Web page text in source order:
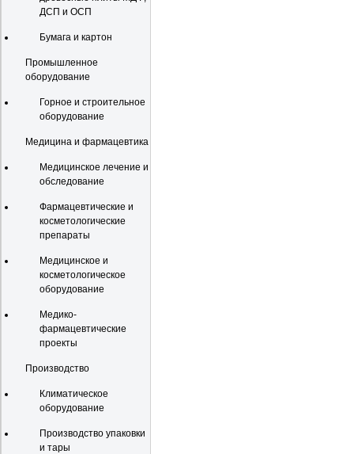
ДСП и ОСП
Бумага и картон
Промышленное
оборудование
Горное и строительное
оборудование
Медицина и фармацевтика
Медицинское лечение и
обследование
Фармацевтические и
косметологические
препараты
Медицинское и
косметологическое
оборудование
Медико-
фармацевтические
проекты
Производство
Климатическое
оборудование
Производство упаковки
и тары